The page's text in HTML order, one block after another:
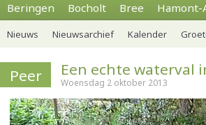
Beringen Bocholt Bree Hamont-
Nieuws Nieuwsarchief Kalender
Peer Een echte waterval
Woensdag 2 oktober 2013